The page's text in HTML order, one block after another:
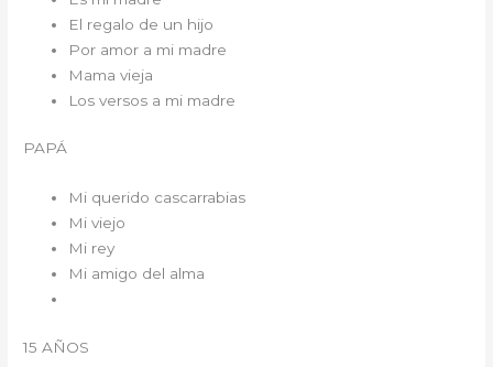
El regalo de un hijo
Por amor a mi madre
Mama vieja
Los versos a mi madre
PAPÁ
Mi querido cascarrabias
Mi viejo
Mi rey
Mi amigo del alma
15 AÑOS